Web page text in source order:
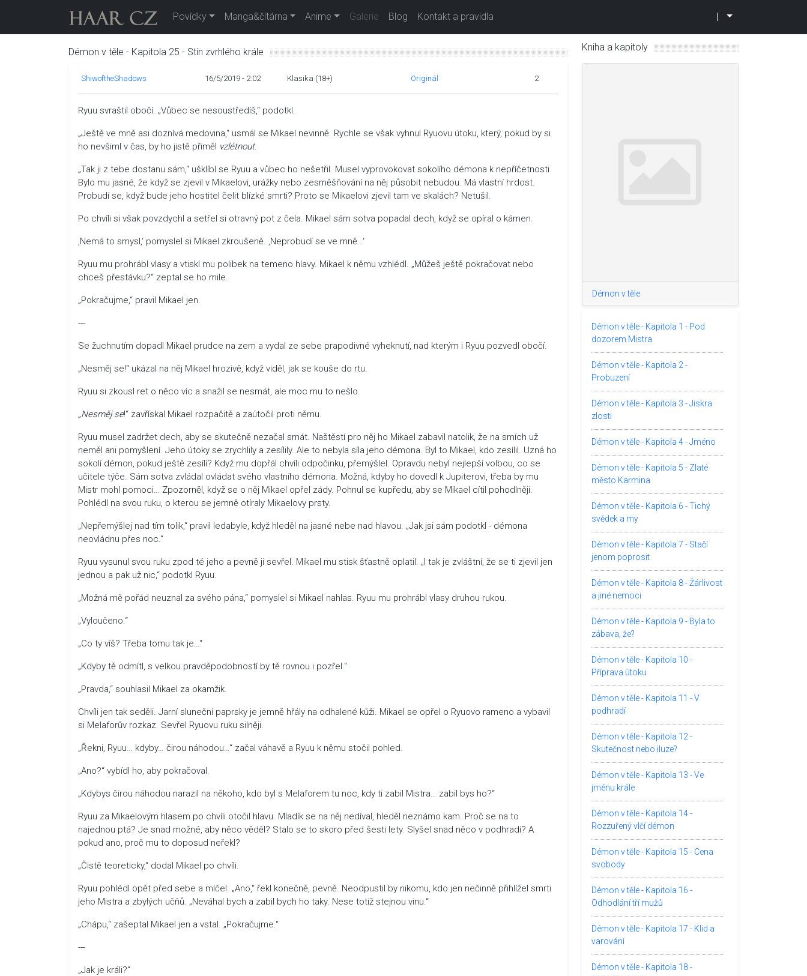
Povídky Manga&čítárna Anime Galerie Blog Kontakt a pravidla
Démon v těle - Kapitola 25 - Stín zvrhlého krále
ShiwoftheShadows 16/5/2019 - 2:02 Klasika (18+) Originál 2
Ryuu svraštil obočí. „Vůbec se nesoustředíš,“ podotkl.
„Ještě ve mně asi doznívá medovina,“ usmál se Mikael nevinně. Rychle se však vyhnul Ryuovu útoku, který, pokud by si
ho nevšiml v čas, by ho jistě přiměl vzlétnout.
„Tak ji z tebe dostanu sám,“ ušklíbl se Ryuu a vůbec ho nešetřil. Musel vyprovokovat sokolího démona k nepříčetnosti.
Bylo mu jasné, že když se zjevil v Mikaelovi, urážky nebo zesměšňování na něj působit nebudou. Má vlastní hrdost.
Probudí se, když bude jeho hostitel čelit blízké smrti? Proto se Mikaelovi zjevil tam ve skalách? Netušil.
Po chvíli si však povzdychl a setřel si otravný pot z čela. Mikael sám sotva popadal dech, když se opíral o kámen.
‚Nemá to smysl,‘ pomyslel si Mikael zkroušeně. ‚Neprobudí se ve mně…‘
Ryuu mu prohrábl vlasy a vtiskl mu polibek na temeno hlavy. Mikael k němu vzhlédl. „Můžeš ještě pokračovat nebo
chceš přestávku?“ zeptal se ho mile.
„Pokračujme,“ pravil Mikael jen.
---
Se žuchnutím dopadl Mikael prudce na zem a vydal ze sebe prapodivné vyheknutí, nad kterým i Ryuu pozvedl obočí.
„Nesměj se!“ ukázal na něj Mikael hrozivě, když viděl, jak se kouše do rtu.
Ryuu si zkousl ret o něco víc a snažil se nesmát, ale moc mu to nešlo.
„Nesměj se!“ zavřískal Mikael rozpačitě a zaútočil proti němu.
Ryuu musel zadržet dech, aby se skutečně nezačal smát. Naštěstí pro něj ho Mikael zabavil natolik, že na smích už
neměl ani pomyšlení. Jeho útoky se zrychlily a zesílily. Ale to nebyla síla jeho démona. Byl to Mikael, kdo zesílil. Uzná ho
sokolí démon, pokud ještě zesílí? Když mu dopřál chvíli odpočinku, přemýšlel. Opravdu nebyl nejlepší volbou, co se
učitele týče. Sám sotva zvládal ovládat svého vlastního démona. Možná, kdyby ho dovedl k Jupiterovi, třeba by mu
Mistr mohl pomoci… Zpozorněl, když se o něj Mikael opřel zády. Pohnul se kupředu, aby se Mikael cítil pohodlněji.
Pohlédl na svou ruku, o kterou se jemně otíraly Mikaelovy prsty.
„Nepřemýšlej nad tím tolik,“ pravil ledabyle, když hleděl na jasné nebe nad hlavou. „Jak jsi sám podotkl - démona
neovládnu přes noc.“
Ryuu vysunul svou ruku zpod té jeho a pevně ji sevřel. Mikael mu stisk šťastně oplatil. „I tak je zvláštní, že se ti zjevil jen
jednou a pak už nic,“ podotkl Ryuu.
„Možná mě pořád neuznal za svého pána,“ pomyslel si Mikael nahlas. Ryuu mu prohrábl vlasy druhou rukou.
„Vyloučeno.“
„Co ty víš? Třeba tomu tak je…“
„Kdyby tě odmítl, s velkou pravděpodobností by tě rovnou i pozřel.“
„Pravda,“ souhlasil Mikael za okamžik.
Chvíli jen tak seděli. Jarní sluneční paprsky je jemně hřály na odhalené kůži. Mikael se opřel o Ryuovo rameno a vybavil
si Melaforův rozkaz. Sevřel Ryuovu ruku silněji.
„Řekni, Ryuu… kdyby… čirou náhodou…“ začal váhavě a Ryuu k němu stočil pohled.
„Ano?“ vybídl ho, aby pokračoval.
„Kdybys čirou náhodou narazil na někoho, kdo byl s Melaforem tu noc, kdy ti zabil Mistra… zabil bys ho?“
Ryuu za Mikaelovým hlasem po chvíli otočil hlavu. Mladík se na něj nedíval, hleděl neznámo kam. Proč se na to
najednou ptá? Je snad možné, aby něco věděl? Stalo se to skoro před šesti lety. Slyšel snad něco v podhradí? A
pokud ano, proč mu to doposud neřekl?
„Čistě teoreticky,“ dodal Mikael po chvíli.
Ryuu pohlédl opět před sebe a mlčel. „Ano,“ řekl konečně, pevně. Neodpustil by nikomu, kdo jen nečinně přihlížel smrti
jeho Mistra a zbylých učňů. „Neváhal bych a zabil bych ho taky. Nese totiž stejnou vinu.“
„Chápu,“ zašeptal Mikael jen a vstal. „Pokračujme.“
---
„Jak je králi?“
Kniha a kapitoly
Démon v těle
Démon v těle - Kapitola 1 - Pod
dozorem Mistra
Démon v těle - Kapitola 2 -
Probuzení
Démon v těle - Kapitola 3 - Jiskra
zlosti
Démon v těle - Kapitola 4 - Jméno
Démon v těle - Kapitola 5 - Zlaté
město Karmina
Démon v těle - Kapitola 6 - Tichý
svědek a my
Démon v těle - Kapitola 7 - Stačí
jenom poprosit
Démon v těle - Kapitola 8 - Žárlivost
a jiné nemoci
Démon v těle - Kapitola 9 - Byla to
zábava, že?
Démon v těle - Kapitola 10 -
Příprava útoku
Démon v těle - Kapitola 11 - V
podhradí
Démon v těle - Kapitola 12 -
Skutečnost nebo iluze?
Démon v těle - Kapitola 13 - Ve
jménu krále
Démon v těle - Kapitola 14 -
Rozzuřený vlčí démon
Démon v těle - Kapitola 15 - Cena
svobody
Démon v těle - Kapitola 16 -
Odhodlání tří mužů
Démon v těle - Kapitola 17 - Klid a
varování
Démon v těle - Kapitola 18 -